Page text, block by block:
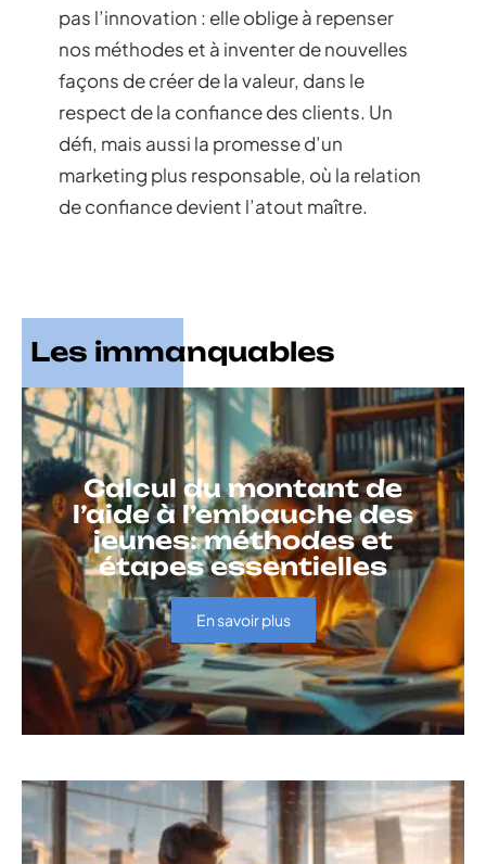
pas l’innovation : elle oblige à repenser
nos méthodes et à inventer de nouvelles
façons de créer de la valeur, dans le
respect de la confiance des clients. Un
défi, mais aussi la promesse d’un
marketing plus responsable, où la relation
de confiance devient l’atout maître.
Les immanquables
Calcul du montant de
l’aide à l’embauche des
jeunes: méthodes et
étapes essentielles
En savoir plus